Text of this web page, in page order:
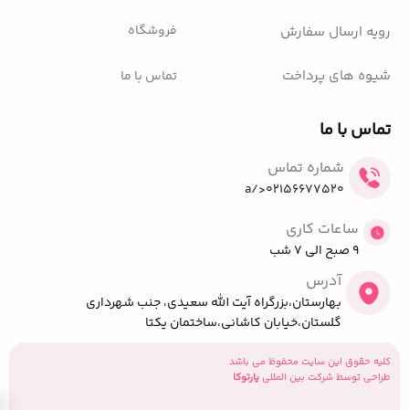
رویه ارسال سفارش
شیوه های پرداخت
فروشگاه
تماس با ما
تماس با ما
شماره تماس
02156677520</a
ساعات کاری
9 صبح الی 7 شب
آدرس
بهارستان،بزرگراه آیت الله سعیدی، جنب شهرداری
گلستان،خیابان کاشانی،ساختمان یکتا
کلیه حقوق این سایت محفوظ می باشد
طراحی توسط شرکت بین المللی پارتوکا